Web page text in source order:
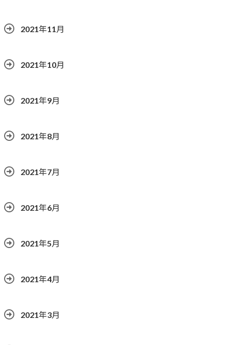
2021年11月
2021年10月
2021年9月
2021年8月
2021年7月
2021年6月
2021年5月
2021年4月
2021年3月